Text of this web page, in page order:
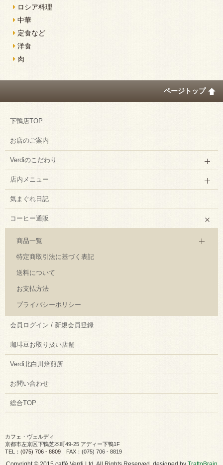
ロシア料理
中華
定食など
洋食
肉
ページトップ
下鴨店TOP
お店のご案内
Verdiのこだわり
店内メニュー
気まぐれ日記
コーヒー通販
商品一覧
特定商取引法に基づく表記
送料について
お支払方法
プライバシーポリシー
会員ログイン / 新規会員登録
珈琲豆お取り扱い店舗
Verdi北白川焙煎所
お問い合わせ
総合TOP
カフェ・ヴェルディ
京都市左京区下鴨芝本町49-25 アディー下鴨1F
TEL： (075) 706 - 8809 FAX：(075) 706 - 8819